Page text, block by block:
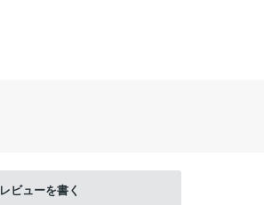
レビューを書く